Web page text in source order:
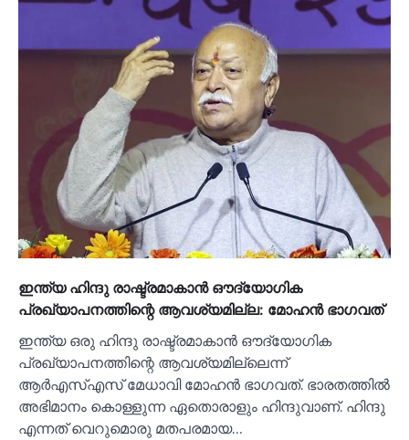
ഇന്ത്യ ഹിന്ദു രാഷ്ട്രമാകാന്‍ ഔദ്യോഗിക
പ്രഖ്യാപനത്തിന്റെ ആവശ്യമില്ല: മോഹന്‍ ഭാഗവത്
ഇന്ത്യ ഒരു ഹിന്ദു രാഷ്ട്രമാകാന്‍ ഔദ്യോഗിക
പ്രഖ്യാപനത്തിന്റെ ആവശ്യമില്ലെന്ന്
ആര്‍എസ്‌എസ് മേധാവി മോഹന്‍ ഭാഗവത്. ഭാരതത്തില്‍
അഭിമാനം കൊള്ളുന്ന ഏതൊരാളും ഹിന്ദുവാണ്. ഹിന്ദു
എന്നത് വെറുമൊരു മതപരമായ…